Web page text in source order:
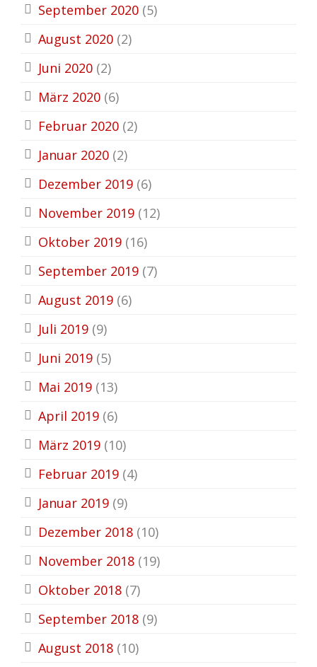
September 2020 (5)
August 2020 (2)
Juni 2020 (2)
März 2020 (6)
Februar 2020 (2)
Januar 2020 (2)
Dezember 2019 (6)
November 2019 (12)
Oktober 2019 (16)
September 2019 (7)
August 2019 (6)
Juli 2019 (9)
Juni 2019 (5)
Mai 2019 (13)
April 2019 (6)
März 2019 (10)
Februar 2019 (4)
Januar 2019 (9)
Dezember 2018 (10)
November 2018 (19)
Oktober 2018 (7)
September 2018 (9)
August 2018 (10)